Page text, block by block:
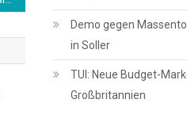
Demo gegen
in Soller
TUI: Neue Budget-
Großbritannien